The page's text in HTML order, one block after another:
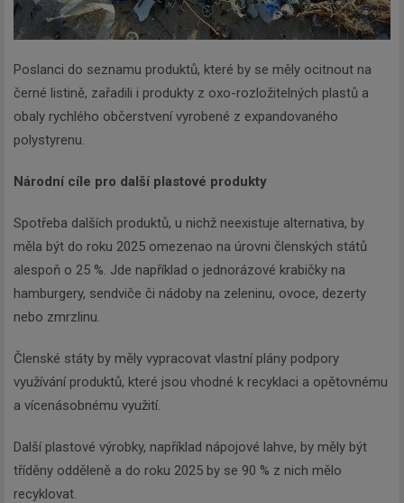
Poslanci do seznamu produktů, které by se měly ocitnout na
černé listině, zařadili i produkty z oxo-rozložitelných plastů a
obaly rychlého občerstvení vyrobené z expandovaného
polystyrenu.
Národní cíle pro další plastové produkty
Spotřeba dalších produktů, u nichž neexistuje alternativa, by
měla být do roku 2025 omezenao na úrovni členských států
alespoň o 25 %. Jde například o jednorázové krabičky na
hamburgery, sendviče či nádoby na zeleninu, ovoce, dezerty
nebo zmrzlinu.
Členské státy by měly vypracovat vlastní plány podpory
využívání produktů, které jsou vhodné k recyklaci a opětovnému
a vícenásobnému využití.
Další plastové výrobky, například nápojové lahve, by měly být
tříděny odděleně a do roku 2025 by se 90 % z nich mělo
recyklovat.